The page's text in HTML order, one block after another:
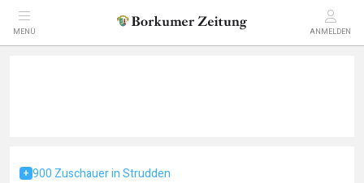
MENÜ ANMELDEN
900 Zuschauer in Strudden